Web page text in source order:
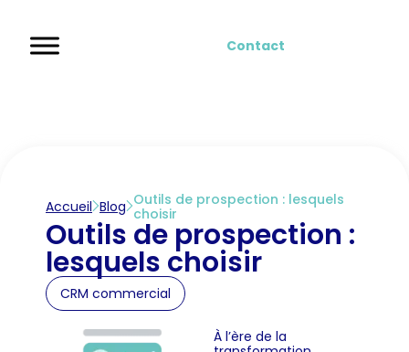
Contact
Accueil Blog Outils de prospection : lesquels
choisir
Outils de prospection :
lesquels choisir
CRM commercial
À l’ère de la